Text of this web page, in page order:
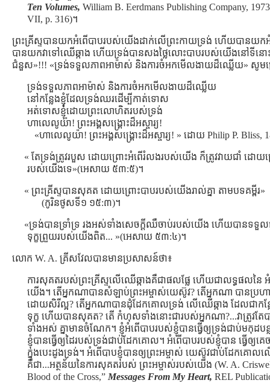
Ten Volumes, William B. Eerdmans Publishing Company,
VII, p. 316)។
ព្រះគ្រីស្ទបានយកអំពើបាបរបស់យើងដាក់លើព្រះកាយទ្រង់ ហើយបានយកអំ
បានយកវាទៅឈើឆ្កាង ហើយទ្រង់បានសងថ្លៃលោះបាបរបស់យើងនៅទីនោះ
ជំនួស»!!! «ទ្រង់ទទួលភាពអាម៉ាស់ និងការចំអកមើលងាយដ៏ឈ្លើយ» សូមច្
ទ្រង់ទទួលភាពអាម៉ាស់ និងការចំអកមើលងាយដ៏ឈ្លើយ
នៅកន្លែងខ្ញុំដែលទ្រង់ឈរដើម្បីកាត់ទោស
អត់ទោសខ្ញុំដោយព្រះលោហិតរបស់ទ្រង់
ហាលេលូយ៉ា! ព្រះអង្គសង្រ្គោះដ៏អស្ចារ្យ!
«ហាលេលូយ៉ា! ព្រះអង្គសង្រ្គោះដ៏អស្ចារ្យ! » ដោយ Philip P. Bliss,
« តែទ្រង់ត្រូវរបួស ដោយព្រោះអំពើរំលងរបស់យើង ក៏ត្រូវវាយជាំ ដោយព្
របស់យើងទេ»(អេសាយ ៥៣:៥)។
« ព្រះគ្រីស្ទបានសុគត ដោយព្រោះបាបរបស់យើងរាល់គ្នា តាមបទគម្ពីរ»
(កូរិនថូសទី១ ១៥:៣)។
«ទ្រង់បានទ្រាំទ្រ រងអស់ទាំងសេចក្តីឈឺចាប់របស់យើង ហើយបានទទួល
ទុក្ខព្រួយរបស់យើងពិត... »(អេសាយ ៥៣:៤)។
លោក W. A. គ្រីសវែលបានមានប្រសាសន៍ថា៖
ការសុគតរបស់ព្រះគ្រីស្ទលើឈើឆ្កាងគឺជាផលផ្លែ ហើយជាលទ្ធផលនៃ
យើង។ តើអ្នកណាបានសំឡាប់ព្រះអម្ចាស់យេស៊ូវ? តើអ្នកណា បានប្រហា
ដោយសិរីល្អ? តើអ្នកណាបានដុំដែកគោលទ្រង់ លើឈើឆ្កាង ដែលជាកន្
ទុក្ខ ហើយបានសុគត? តើ កំហុសទាំងនោះជារបស់អ្នកណា?...វាត្រូវត
ទាំងអស់ គ្នាមានចំណែក។ ខ្ញុំអំពើបាបរបស់ខ្ញុំបានធ្វើឲ្យទ្រង់ជាប់មកុដប
ខ្ញុំបានធ្វើឲ្យដៃរបស់ទ្រង់ជាប់ដែកគោល។ អំពើបាបរបស់ខ្ញុំបាន ធ្វើឲ្យ
ក្នុងបេះដូងទ្រង់។ អំពើបាបខ្ញុំបានឲ្យព្រះអម្ចាស់ យេស៊ូវជាប់ដែកគោល
គឺជា...អត្ថន័យនៃការសុគតរបស់ ព្រះអម្ចាស់របស់យើង (W. A.
Blood of the Cross,” Messages From My Heart, REL